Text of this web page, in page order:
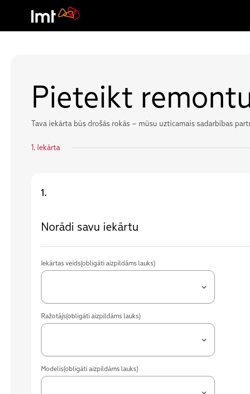
Pieteikt
Tava iekārta būs drošās rokās – mūsu uzticamais sadarbības
1. Iekārta
1.
Norādi savu iekārtu
Iekārtas veids(obligāti aizpildāms lauks)
Ražotājs(obligāti aizpildāms lauks)
Modelis(obligāti aizpildāms lauks)